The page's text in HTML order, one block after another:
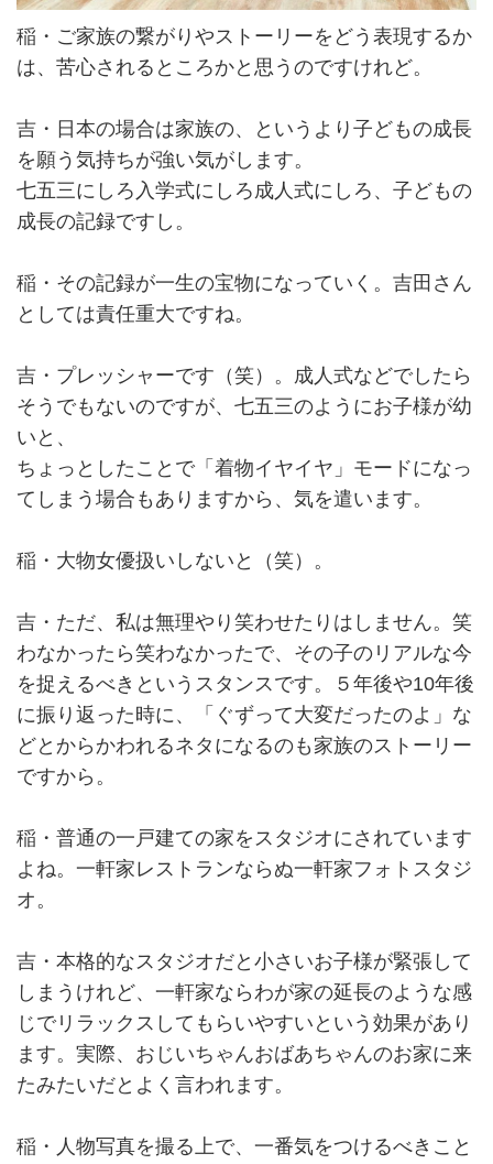
稲・ご家族の繋がりやストーリーをどう表現するか
は、苦心されるところかと思うのですけれど。
吉・日本の場合は家族の、というより子どもの成長
を願う気持ちが強い気がします。
七五三にしろ入学式にしろ成人式にしろ、子どもの
成長の記録ですし。
稲・その記録が一生の宝物になっていく。吉田さん
としては責任重大ですね。
吉・プレッシャーです（笑）。成人式などでしたら
そうでもないのですが、七五三のようにお子様が幼
いと、
ちょっとしたことで「着物イヤイヤ」モードになっ
てしまう場合もありますから、気を遣います。
稲・大物女優扱いしないと（笑）。
吉・ただ、私は無理やり笑わせたりはしません。笑
わなかったら笑わなかったで、その子のリアルな今
を捉えるべきというスタンスです。５年後や10年後
に振り返った時に、「ぐずって大変だったのよ」な
どとからかわれるネタになるのも家族のストーリー
ですから。
稲・普通の一戸建ての家をスタジオにされています
よね。一軒家レストランならぬ一軒家フォトスタジ
オ。
吉・本格的なスタジオだと小さいお子様が緊張して
しまうけれど、一軒家ならわが家の延長のような感
じでリラックスしてもらいやすいという効果があり
ます。実際、おじいちゃんおばあちゃんのお家に来
たみたいだとよく言われます。
稲・人物写真を撮る上で、一番気をつけるべきこと